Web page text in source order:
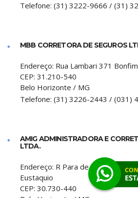
Telefone: (31) 3222-9666 / (31)
MBB CORRETORA DE SEGUROS
Endereço: Rua Lambari 371 Bonfim
CEP: 31.210-540
Belo Horizonte / MG
Telefone: (31) 3226-2443 / (031)
AMIG ADMINISTRADORA E
LTDA.
Endereço: R Para de Minas 250
Eustaquio
CEP: 30.730-440